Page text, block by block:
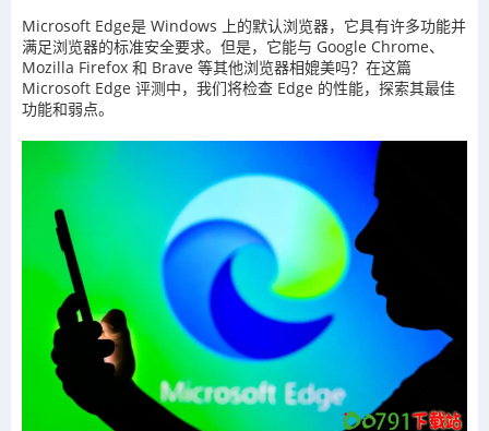
Microsoft Edge是 Windows 上的默认浏览器，它具有许多功能并
满足浏览器的标准安全要求。但是，它能与 Google Chrome、
Mozilla Firefox 和 Brave 等其他浏览器相媲美吗？在这篇
Microsoft Edge 评测中，我们将检查 Edge 的性能，探索其最佳
功能和弱点。